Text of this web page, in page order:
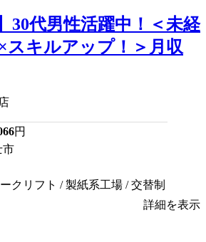
30代男性活躍中！＜未経
スキルアップ！＞月収
円
市
クリフト / 製紙系工場 / 交替制
詳細を表示